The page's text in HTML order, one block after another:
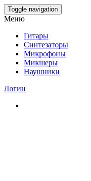
Skip
to
content
Toggle navigation
Меню
Гитары
Синтезаторы
Микрофоны
Микшеры
Наушники
Логин